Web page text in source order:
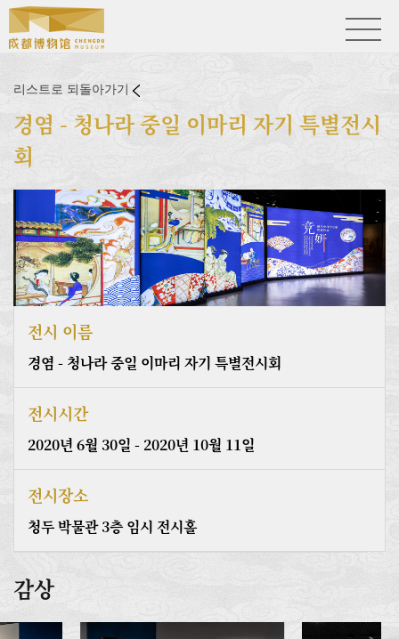
리스트로 되돌아가기
경염 - 청나라 중일 이마리 자기 특별전시
회
전시 이름
경염 - 청나라 중일 이마리 자기 특별전시회
전시시간
2020년 6월 30일 - 2020년 10월 11일
전시장소
청두 박물관 3층 임시 전시홀
감상